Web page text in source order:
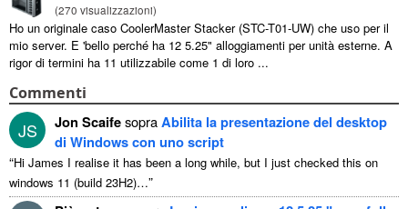
(270 visualizzazioni)
Ho un originale caso CoolerMaster Stacker (STC-T01-UW) che uso per il
mio server. E 'bello perché ha 12 5.25" alloggiamenti per unità esterne. A
rigor di termini ha 11 utilizzabile come 1 di loro ...
Commenti
JS Jon ScaifesopraAbilita la presentazione del desktop
di Windows con uno script
“Hi James I realise it has been a long while, but I just checked this on
windows 11 (build 23H2)…”